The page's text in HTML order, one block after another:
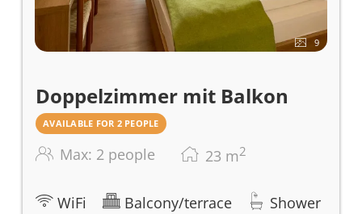
9
Doppelzimmer mit Balkon
AVAILABLE FOR 2 PEOPLE
Max: 2 people 23 m2
WiFi Balcony/terrace
Shower